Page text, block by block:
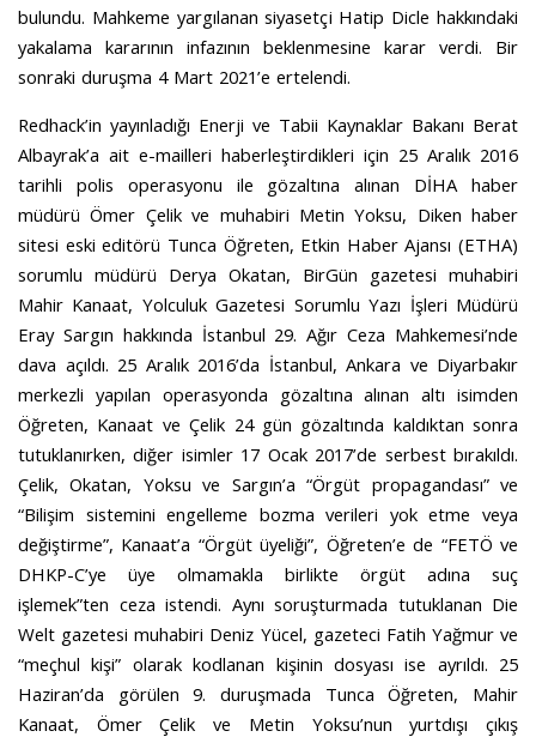
bulundu. Mahkeme yargılanan siyasetçi Hatip Dicle hakkındaki
yakalama kararının infazının beklenmesine karar verdi. Bir
sonraki duruşma 4 Mart 2021’e ertelendi.
Redhack’in yayınladığı Enerji ve Tabii Kaynaklar Bakanı Berat
Albayrak’a ait e-mailleri haberleştirdikleri için 25 Aralık 2016
tarihli polis operasyonu ile gözaltına alınan DİHA haber
müdürü Ömer Çelik ve muhabiri Metin Yoksu, Diken haber
sitesi eski editörü Tunca Öğreten, Etkin Haber Ajansı (ETHA)
sorumlu müdürü Derya Okatan, BirGün gazetesi muhabiri
Mahir Kanaat, Yolculuk Gazetesi Sorumlu Yazı İşleri Müdürü
Eray Sargın hakkında İstanbul 29. Ağır Ceza Mahkemesi’nde
dava açıldı. 25 Aralık 2016’da İstanbul, Ankara ve Diyarbakır
merkezli yapılan operasyonda gözaltına alınan altı isimden
Öğreten, Kanaat ve Çelik 24 gün gözaltında kaldıktan sonra
tutuklanırken, diğer isimler 17 Ocak 2017’de serbest bırakıldı.
Çelik, Okatan, Yoksu ve Sargın’a “Örgüt propagandası” ve
“Bilişim sistemini engelleme bozma verileri yok etme veya
değiştirme”, Kanaat’a “Örgüt üyeliği”, Öğreten’e de “FETÖ ve
DHKP-C’ye üye olmamakla birlikte örgüt adına suç
işlemek”ten ceza istendi. Aynı soruşturmada tutuklanan Die
Welt gazetesi muhabiri Deniz Yücel, gazeteci Fatih Yağmur ve
“meçhul kişi” olarak kodlanan kişinin dosyası ise ayrıldı. 25
Haziran’da görülen 9. duruşmada Tunca Öğreten, Mahir
Kanaat, Ömer Çelik ve Metin Yoksu’nun yurtdışı çıkış